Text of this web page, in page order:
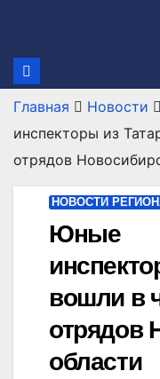
содержимому
Главная Новости
инспекторы из
отрядов
НОВОСТИ
Юные
вошли в
отрядов
области